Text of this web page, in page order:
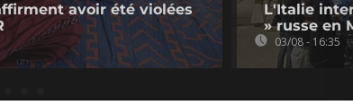
avoir été violées
L'Italie
» russe en
03/08 - 16:35